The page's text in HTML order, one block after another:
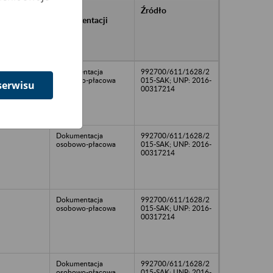
dokumentacji
Źródło
Dokumentacja
osobowo-płacowa
992700/611/1628/2
015-SAK; UNP: 2016-
00317214
Dokumentacja
osobowo-płacowa
992700/611/1628/2
015-SAK; UNP: 2016-
00317214
Dokumentacja
osobowo-płacowa
992700/611/1628/2
015-SAK; UNP: 2016-
00317214
Dokumentacja
992700/611/1628/2